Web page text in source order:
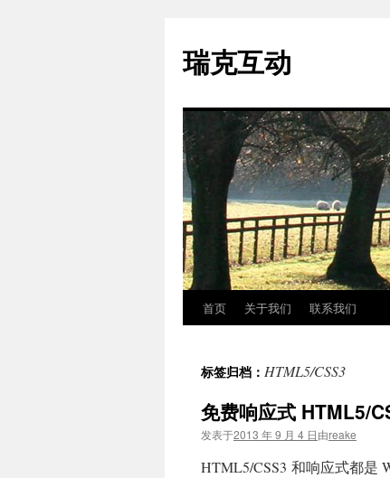
瑞克互动
正
文
首页 关于我们 联系我们
标签归档： HTML5/CSS3
免费响应式 HTML5/
发表于2013 年 9 月 4 日由reake
HTML5/CSS3 和响应式都是